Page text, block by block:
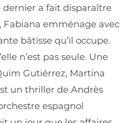
dernier a fait disparaître
emménage avec
bâtisse qu’il occupe.
n’est pas seule. Une
Gutiérrez, Martina
un thriller de Andrès
espagnol